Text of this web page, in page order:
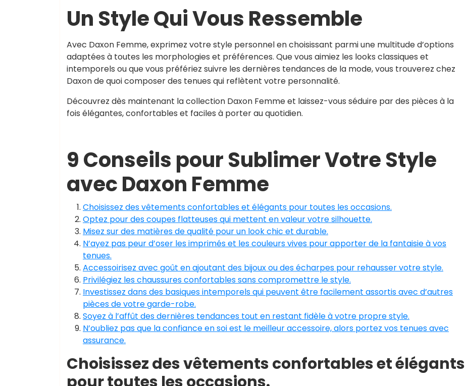
Un Style Qui Vous Ressemble
Avec Daxon Femme, exprimez votre style personnel en choisissant parmi une multitude d’options
adaptées à toutes les morphologies et préférences. Que vous aimiez les looks classiques et
intemporels ou que vous préfériez suivre les dernières tendances de la mode, vous trouverez chez
Daxon de quoi composer des tenues qui reflètent votre personnalité.
Découvrez dès maintenant la collection Daxon Femme et laissez-vous séduire par des pièces à la
fois élégantes, confortables et faciles à porter au quotidien.
9 Conseils pour Sublimer Votre Style
avec Daxon Femme
Choisissez des vêtements confortables et élégants pour toutes les occasions.
Optez pour des coupes flatteuses qui mettent en valeur votre silhouette.
Misez sur des matières de qualité pour un look chic et durable.
N’ayez pas peur d’oser les imprimés et les couleurs vives pour apporter de la fantaisie à vos
tenues.
Accessoirisez avec goût en ajoutant des bijoux ou des écharpes pour rehausser votre style.
Privilégiez les chaussures confortables sans compromettre le style.
Investissez dans des basiques intemporels qui peuvent être facilement assortis avec d’autres
pièces de votre garde-robe.
Soyez à l’affût des dernières tendances tout en restant fidèle à votre propre style.
N’oubliez pas que la confiance en soi est le meilleur accessoire, alors portez vos tenues avec
assurance.
Choisissez des vêtements confortables et élégants